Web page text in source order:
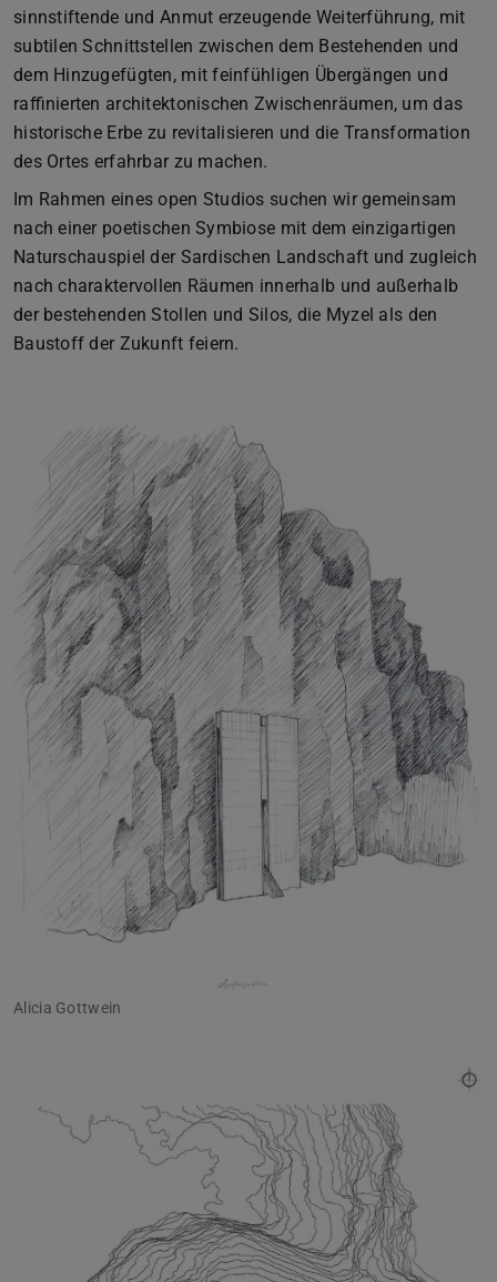
sinnstiftende und Anmut erzeugende Weiterführung, mit
subtilen Schnittstellen zwischen dem Bestehenden und
dem Hinzugefügten, mit feinfühligen Übergängen und
raffinierten architektonischen Zwischenräumen, um das
historische Erbe zu revitalisieren und die Transformation
des Ortes erfahrbar zu machen.
Im Rahmen eines open Studios suchen wir gemeinsam
nach einer poetischen Symbiose mit dem einzigartigen
Naturschauspiel der Sardischen Landschaft und zugleich
nach charaktervollen Räumen innerhalb und außerhalb
der bestehenden Stollen und Silos, die Myzel als den
Baustoff der Zukunft feiern.
Alicia Gottwein